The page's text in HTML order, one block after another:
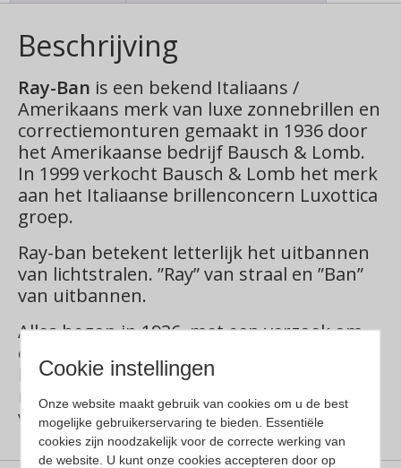
Beschrijving
Ray-Ban is een bekend Italiaans /
Amerikaans merk van luxe zonnebrillen en
correctiemonturen gemaakt in 1936 door
het Amerikaanse bedrijf Bausch & Lomb.
In 1999 verkocht Bausch & Lomb het merk
aan het Italiaanse brillenconcern Luxottica
groep.
Ray-ban betekent letterlijk het uitbannen
van lichtstralen. ”Ray” van straal en ”Ban”
van uitbannen.
Alles begon in 1936, met een verzoek om
een zonnebril te ontwerpen voor piloten.
In 1937 kwam het pilotenmodel op de
markt, de ”Aviator”. Daarna volgenden nog
vele bekende modellen.
Cookie instellingen
Onze website maakt gebruik van cookies om u de best
mogelijke gebruikerservaring te bieden. Essentiële
cookies zijn noodzakelijk voor de correcte werking van
de website. U kunt onze cookies accepteren door op